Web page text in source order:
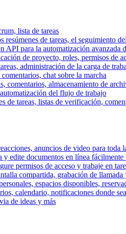
lista de tareas
resúmenes de tareas, el seguimiento
API para la automatización avanzada
de proyecto, roles, permisos de
administración de la carga de
chat sobre la marcha
comentarios, almacenamiento de
del flujo de trabajo
de tareas, listas de verificación,
anuncios de video para toda
y edite documentos en línea
permisos de acceso y trabaje en
compartida, grabación de
espacios disponibles,
calendario, notificaciones donde sea
de ideas y más